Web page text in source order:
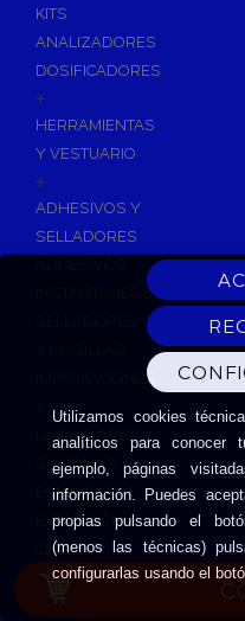
Utilizamos cookies
analíticos para conocer
ejemplo, páginas
información. Puedes
propias pulsando el
(menos las técnicas)
configurarlas usando el
KITS
ANALIZADORES
DOSIFICADORES
+
HERRAMIENTAS
Y VESTUARIO
+
ADHESIVOS Y
SELLADORES
INSTANTANEOS
IMPRIMACIONES
LIMPIADORES
SILICONAS
ESPUMAS DE
EXPANSIÓN
CINTAS
ADHESIVAS
HERRAMIENTAS